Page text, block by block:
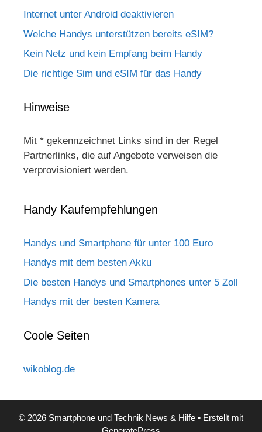
Internet unter Android deaktivieren
Welche Handys unterstützen bereits eSIM?
Kein Netz und kein Empfang beim Handy
Die richtige Sim und eSIM für das Handy
Hinweise
Mit * gekennzeichnet Links sind in der Regel
Partnerlinks, die auf Angebote verweisen die
verprovisioniert werden.
Handy Kaufempfehlungen
Handys und Smartphone für unter 100 Euro
Handys mit dem besten Akku
Die besten Handys und Smartphones unter 5 Zoll
Handys mit der besten Kamera
Coole Seiten
wikoblog.de
© 2026 Smartphone und Technik News & Hilfe • Erstellt mit